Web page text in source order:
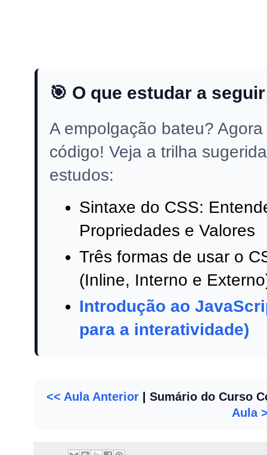
🎯 O que estudar a
A empolgação bateu?
código! Veja a trilha
estudos:
Sintaxe do CSS:
Propriedades e Valores
Três formas de usar o
(Inline, Interno e
Introdução ao
para a interatividade)
<< Aula Anterior
Sumário do Curso
Aula